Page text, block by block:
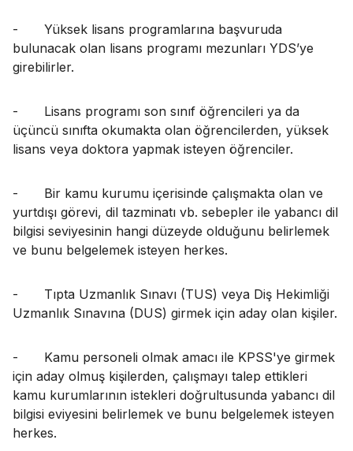
-
Yüksek lisans programlarına başvuruda
bulunacak olan lisans programı mezunları YDS’ye
girebilirler.
-
Lisans programı son sınıf öğrencileri ya da
üçüncü sınıfta okumakta olan öğrencilerden, yüksek
lisans veya doktora yapmak isteyen öğrenciler.
-
Bir kamu kurumu içerisinde çalışmakta olan ve
yurtdışı görevi, dil tazminatı vb. sebepler ile yabancı dil
bilgisi seviyesinin hangi düzeyde olduğunu belirlemek
ve bunu belgelemek isteyen herkes.
-
Tıpta Uzmanlık Sınavı (TUS) veya Diş Hekimliği
Uzmanlık Sınavına (DUS) girmek için aday olan kişiler.
-
Kamu personeli olmak amacı ile KPSS'ye girmek
için aday olmuş kişilerden, çalışmayı talep ettikleri
kamu kurumlarının istekleri doğrultusunda yabancı dil
bilgisi eviyesini belirlemek ve bunu belgelemek isteyen
herkes.